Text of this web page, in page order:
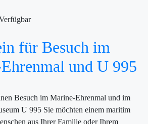
für Besuch im
und U 995
Besuch im Marine-Ehrenmal und im
U 995 Sie möchten einem maritim
aus Ihrer Familie oder Ihrem